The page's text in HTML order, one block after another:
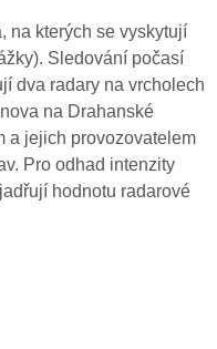
na kterých se vyskytují
Sledování počasí
dva radary na vrcholech
na Drahanské
a jejich provozovatelem
Pro odhad intenzity
hodnotu radarové